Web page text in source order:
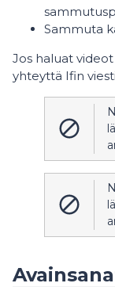
Sammuta
Jos haluat
yhteyttä Ifin